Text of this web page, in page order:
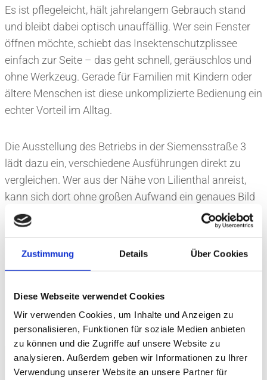
Zustimmung Details Über Cookies
Diese Webseite verwendet Cookies
Wir verwenden Cookies, um Inhalte und Anzeigen zu
personalisieren, Funktionen für soziale Medien anbieten
zu können und die Zugriffe auf unsere Website zu
analysieren. Außerdem geben wir Informationen zu Ihrer
Verwendung unserer Website an unsere Partner für
Es ist pflegeleicht, hält jahrelangem Gebrauch stand
und bleibt dabei optisch unauffällig. Wer sein Fenster
öffnen möchte, schiebt das Insektenschutzplissee
einfach zur Seite – das geht schnell, geräuschlos und
ohne Werkzeug. Gerade für Familien mit Kindern oder
ältere Menschen ist diese unkomplizierte Bedienung ein
echter Vorteil im Alltag.
Die Ausstellung des Betriebs in der Siemensstraße 3
lädt dazu ein, verschiedene Ausführungen direkt zu
vergleichen. Wer aus der Nähe von Lilienthal anreist,
kann sich dort ohne großen Aufwand ein genaues Bild
von den verfügbaren Modellen machen. Ein
Beratungsgespräch ist kostenlos und unverbindlich –
niemand muss sich vor Ort sofort entscheiden.
und bespricht gemeinsam mit Ihnen, welche Lösung
am besten passt.